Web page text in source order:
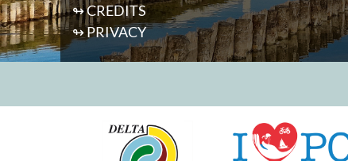
↬ CREDITS
↬ PRIVACY